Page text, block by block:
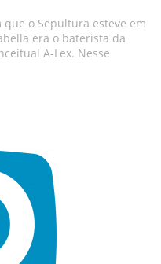
que o Sepultura esteve em
era o baterista da
A-Lex. Nesse